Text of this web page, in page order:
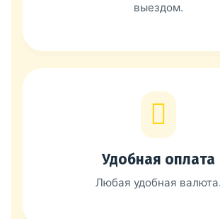
выездом.
Удобная оплата
Любая удобная валюта.